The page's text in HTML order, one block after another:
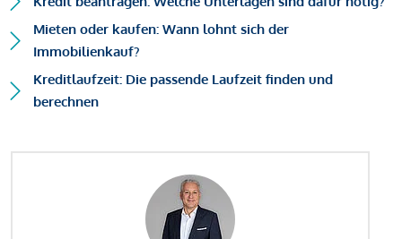
Mieten oder kaufen: Wann lohnt sich der
Immobilienkauf?
Kreditlaufzeit: Die passende Laufzeit finden und
berechnen